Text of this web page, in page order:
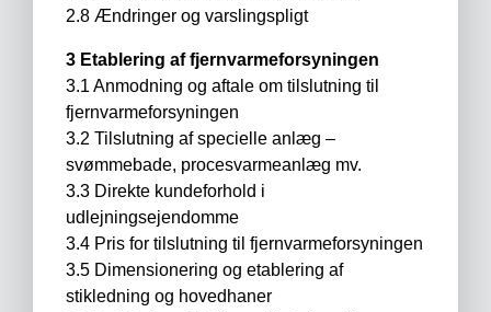
2.8 Ændringer og varslingspligt
3 Etablering af fjernvarmeforsyningen
3.1 Anmodning og aftale om tilslutning til
fjernvarmeforsyningen
3.2 Tilslutning af specielle anlæg –
svømmebade, procesvarmeanlæg mv.
3.3 Direkte kundeforhold i
udlejningsejendomme
3.4 Pris for tilslutning til fjernvarmeforsyningen
3.5 Dimensionering og etablering af
stikledning og hovedhaner